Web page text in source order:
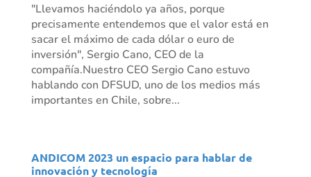
"Llevamos haciéndolo ya años, porque
precisamente entendemos que el valor está en
sacar el máximo de cada dólar o euro de
inversión", Sergio Cano, CEO de la
compañía.Nuestro CEO Sergio Cano estuvo
hablando con DFSUD, uno de los medios más
importantes en Chile, sobre...
ANDICOM 2023 un espacio para hablar de
innovación y tecnología